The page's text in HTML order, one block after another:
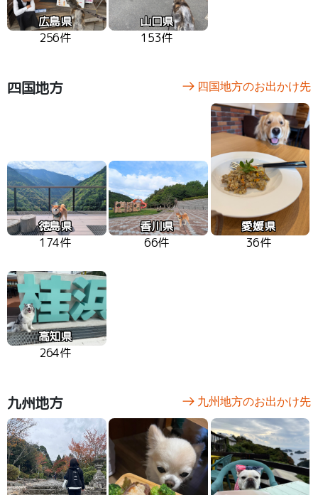
広島県
256件
山口県
153件
四国地方 四国地方のお出かけ先
徳島県
174件
香川県
66件
愛媛県
36件
高知県
264件
九州地方 九州地方のお出かけ先